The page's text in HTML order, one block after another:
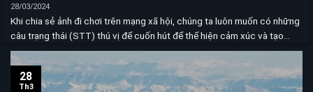
28/03/2024
Khi chia sẻ ảnh đi chơi trên mạng xã hội, chúng ta luôn muốn có những
câu trạng thái (STT) thú vị để cuốn hút để thể hiện cảm xúc và tạo...
28
Th3